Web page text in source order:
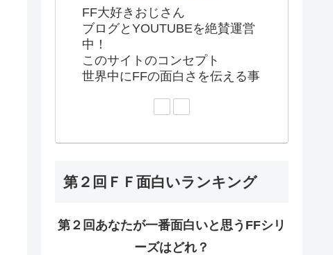
FF大好きおじさん
ブログとYOUTUBEを絶賛運営
中！
このサイトのコンセプト
世界中にFFの面白さを伝える事
第２回ＦＦ面白いランキング
第２回あなたが一番面白いと思うFFシリ
ーズはどれ？